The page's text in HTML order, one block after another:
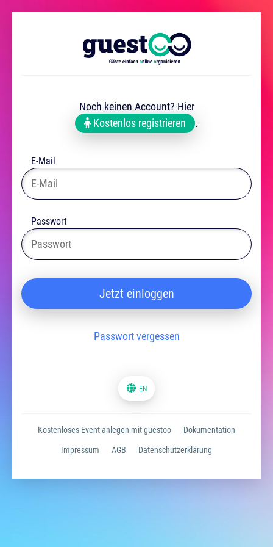
Noch keinen Account? Hier
Kostenlos registrieren
.
E-Mail
Passwort
Jetzt einloggen
Passwort vergessen
EN
Kostenloses Event anlegen mit guestoo Dokumentation
Impressum AGB Datenschutzerklärung